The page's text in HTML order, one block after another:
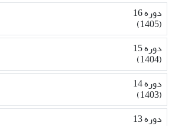
دوره 16
(1405)
دوره 15
(1404)
دوره 14
(1403)
دوره 13